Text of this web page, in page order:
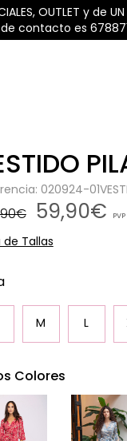
OUTLET y de
contacto es
020924-
59,90€ PVP
de Tallas
M L
Colores